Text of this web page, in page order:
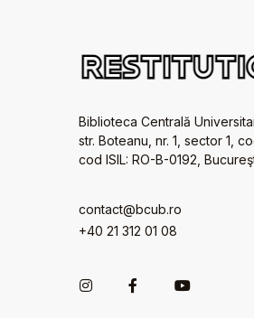
Biblioteca Centrală
str. Boteanu, nr. 1, sector 1,
cod ISIL: RO-B-0192,
contact@bcub.ro
+40 21 312 01 08